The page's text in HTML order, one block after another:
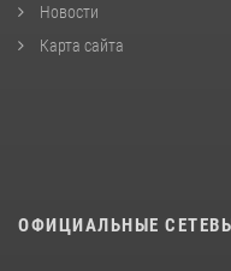
Новости
Карта сайта
ОФИЦИАЛЬНЫЕ